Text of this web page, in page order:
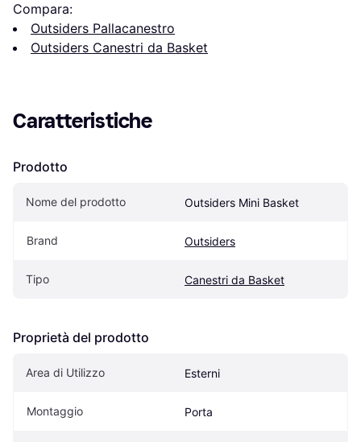
Compara:
Outsiders Pallacanestro
Outsiders Canestri da Basket
Caratteristiche
Prodotto
Nome del prodotto Outsiders Mini Basket
Brand Outsiders
Tipo Canestri da Basket
Proprietà del prodotto
Area di Utilizzo Esterni
Montaggio Porta